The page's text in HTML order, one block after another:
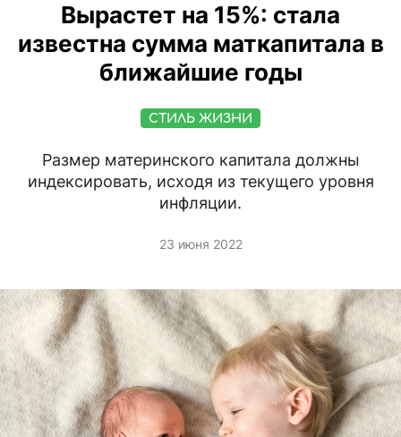
Вырастет на 15%: стала
известна сумма маткапитала в
ближайшие годы
СТИЛЬ ЖИЗНИ
Размер материнского капитала должны
индексировать, исходя из текущего уровня
инфляции.
23 июня 2022